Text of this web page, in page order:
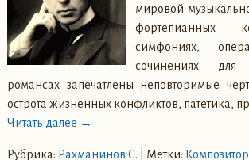
мировой
фортепианных
симфониях,
сочинениях
романсах запечатлены неповторимые
острота жизненных конфликтов, патетика,
Читать далее →
Рубрика: Рахманинов С. Метки: